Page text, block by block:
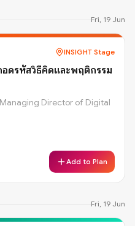
Fri, 19 Jun
INSIGHT Stage
ดรหัสวิธีคิดและพฤติกรรม
Director of Digital
Add to Plan
Fri, 19 Jun